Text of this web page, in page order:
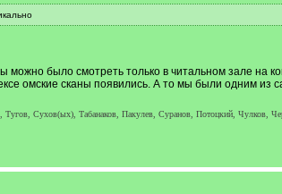
было смотреть только в читальном зале на
омские сканы появились. А то мы были одним из
Сухов(ых), Табанаков, Пакулев, Суранов, Потоцкий, Чулков,